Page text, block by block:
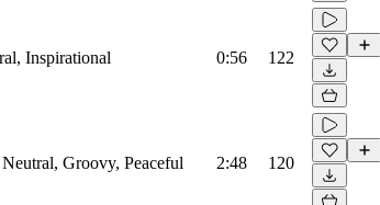
Inspirational 0:56 122
Groovy, Peaceful 2:48 120